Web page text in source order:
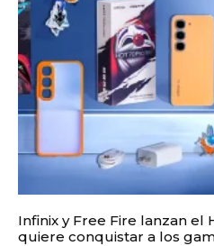
Infinix y Free Fire lanzan el
quiere conquistar a los